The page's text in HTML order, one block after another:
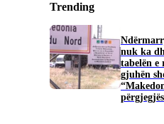
Trending
nuk ka
tabelën e
gjuhën